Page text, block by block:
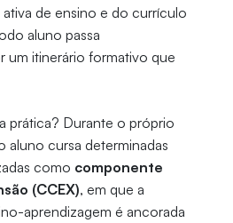
de ensino e do currículo
aluno passa
um itinerário formativo que
prática? Durante o próprio
aluno cursa determinadas
como componente
(CCEX), em que a
aprendizagem é ancorada